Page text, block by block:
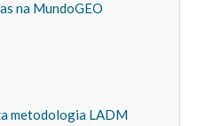
na MundoGEO
metodologia LADM